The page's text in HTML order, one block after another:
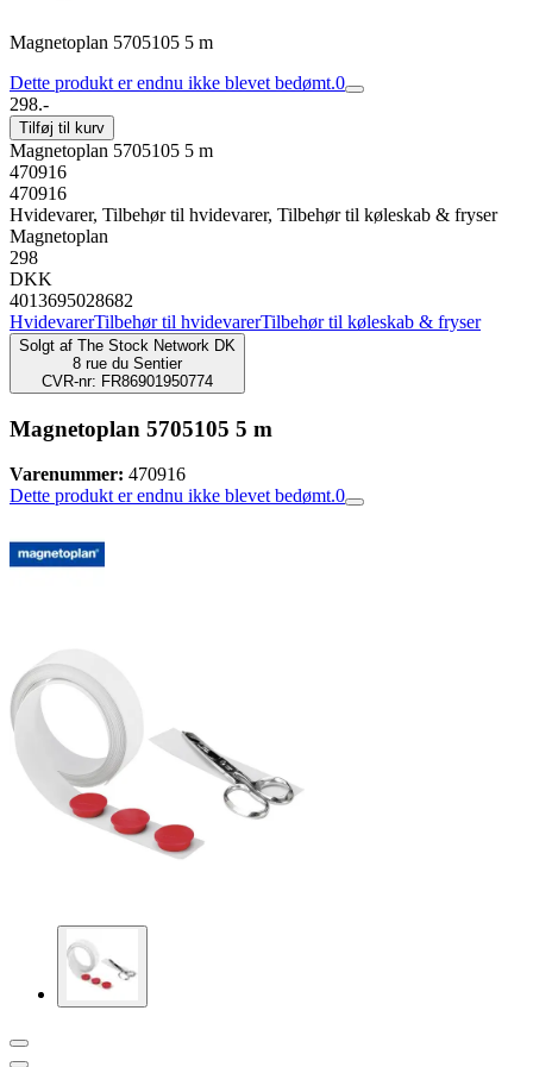
Magnetoplan 5705105 5 m
Dette produkt er endnu ikke blevet bedømt.0
298.-
Tilføj til kurv
Magnetoplan 5705105 5 m
470916
470916
Hvidevarer, Tilbehør til hvidevarer, Tilbehør til køleskab & fryser
Magnetoplan
298
DKK
4013695028682
HvidevarerTilbehør til hvidevarerTilbehør til køleskab & fryser
Solgt af The Stock Network DK
8 rue du Sentier
CVR-nr: FR86901950774
Magnetoplan 5705105 5 m
Varenummer: 470916
Dette produkt er endnu ikke blevet bedømt.0